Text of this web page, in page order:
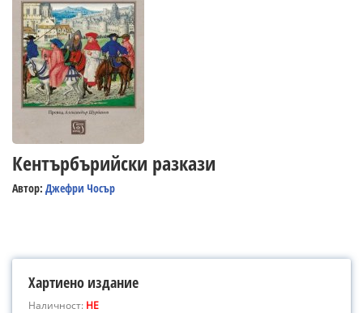
Кентърбърийски разкази
Автор: Джефри Чосър
Хартиено издание
Наличност: НЕ